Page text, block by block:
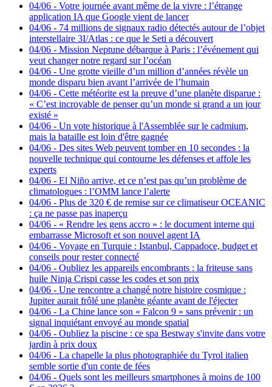
04/06 - Votre journée avant même de la vivre : l’étrange
application IA que Google vient de lancer
04/06 - 74 millions de signaux radio détectés autour de l’objet
interstellaire 3I/Atlas : ce que le Seti a découvert
04/06 - Mission Neptune débarque à Paris : l’événement qui
veut changer notre regard sur l’océan
04/06 - Une grotte vieille d’un million d’années révèle un
monde disparu bien avant l’arrivée de l’humain
04/06 - Cette météorite est la preuve d’une planète disparue :
« C’est incroyable de penser qu’un monde si grand a un jour
existé »
04/06 - Un vote historique à l'Assemblée sur le cadmium,
mais la bataille est loin d'être gagnée
04/06 - Des sites Web peuvent tomber en 10 secondes : la
nouvelle technique qui contourne les défenses et affole les
experts
04/06 - El Niño arrive, et ce n’est pas qu’un problème de
climatologues : l’OMM lance l’alerte
04/06 - Plus de 320 € de remise sur ce climatiseur OCEANIC
: ça ne passe pas inaperçu
04/06 - « Rendre les gens accro » : le document interne qui
embarrasse Microsoft et son nouvel agent IA
04/06 - Voyage en Turquie : Istanbul, Cappadoce, budget et
conseils pour rester connecté
04/06 - Oubliez les appareils encombrants : la friteuse sans
huile Ninja Crispi casse les codes et son prix
04/06 - Une rencontre a changé notre histoire cosmique :
Jupiter aurait frôlé une planète géante avant de l'éjecter
04/06 - La Chine lance son « Falcon 9 » sans prévenir : un
signal inquiétant envoyé au monde spatial
04/06 - Oubliez la piscine : ce spa Bestway s'invite dans votre
jardin à prix doux
04/06 - La chapelle la plus photographiée du Tyrol italien
semble sortie d'un conte de fées
04/06 - Quels sont les meilleurs smartphones à moins de 100